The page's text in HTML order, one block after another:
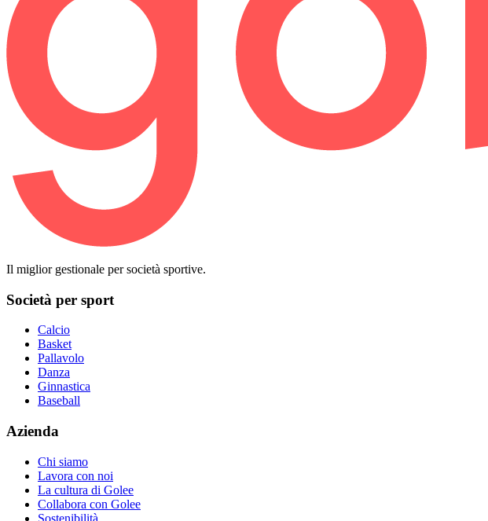
Il miglior gestionale per società sportive.
Società per sport
Calcio
Basket
Pallavolo
Danza
Ginnastica
Baseball
Azienda
Chi siamo
Lavora con noi
La cultura di Golee
Collabora con Golee
Sostenibilità